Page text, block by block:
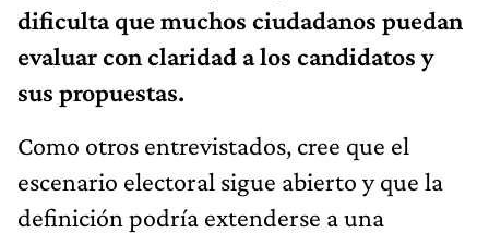
dificulta que muchos ciudadanos puedan
evaluar con claridad a los candidatos y
sus propuestas.
Como otros entrevistados, cree que el
escenario electoral sigue abierto y que la
definición podría extenderse a una